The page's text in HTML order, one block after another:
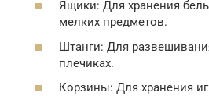
Ящики: Для хранения
мелких предметов.
Штанги: Для
плечиках.
Корзины: Для хранения